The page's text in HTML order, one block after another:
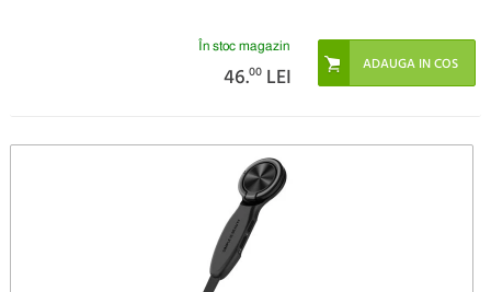
În stoc magazin
46.00 LEI